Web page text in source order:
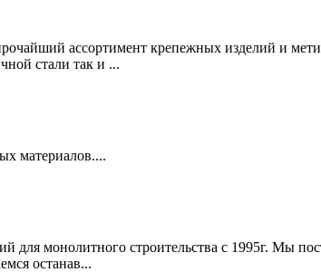
ассортимент крепежных изделий и
стали так и ...
материалов....
для монолитного строительства с 1995г. Мы
останав...